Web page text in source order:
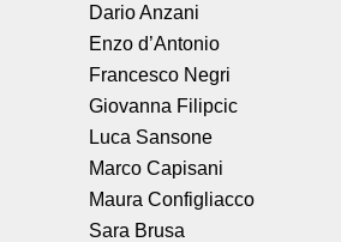
Dario Anzani
Enzo d’Antonio
Francesco Negri
Giovanna Filipcic
Luca Sansone
Marco Capisani
Maura Configliacco
Sara Brusa